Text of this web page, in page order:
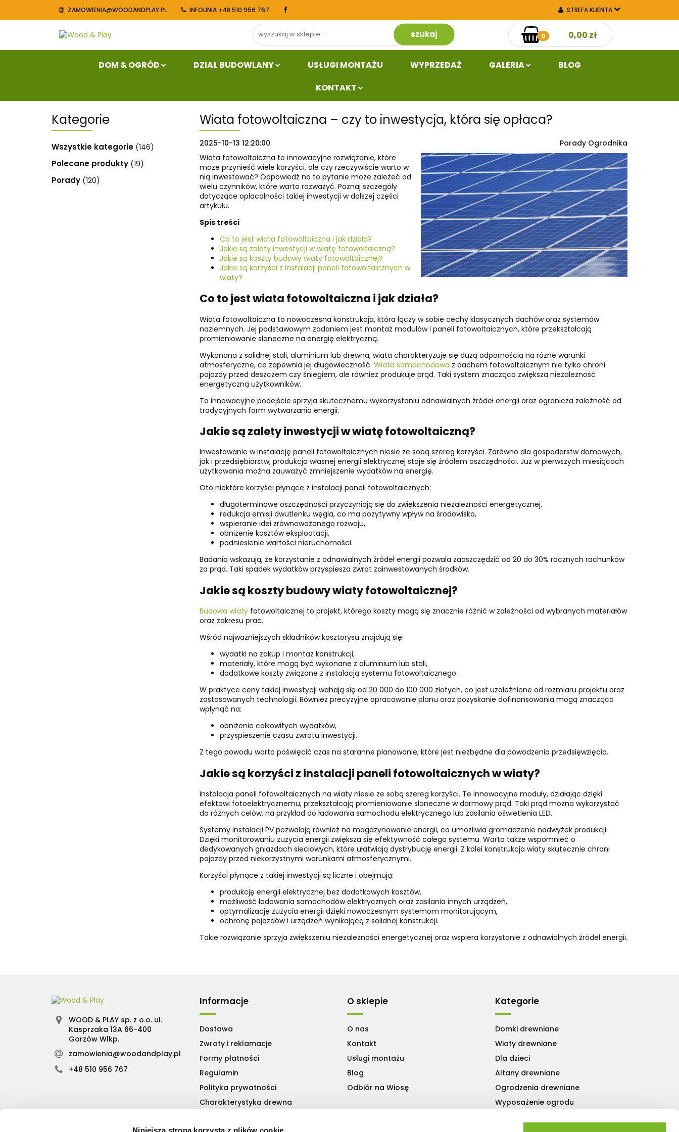
Niniejsza strona korzysta z plików cookie
ZAMOWIENIA@WOODANDPLAY.PL INFOLINIA +48 510 956 767 STREFA KLIENTA
ZALOGUJ SIĘ
ZAREJESTRUJ SIĘ
DODAJ ZGŁOSZENIE
0,00 zł
0
DOM & OGRÓD DZIAŁ BUDOWLANY USŁUGI MONTAŻU WYPRZEDAŻ GALERIA
BLOG
KONTAKT
Dom & Ogród Dział budowlany Usługi Montażu Wyprzedaż Galeria
Blog Kontakt
Kategorie
Wszystkie kategorie (146)
Polecane produkty (19)
Porady (120)
Wiata fotowoltaiczna – czy to inwestycja, która się opłaca?
2025-10-13 12:20:00
Porady Ogrodnika
Wiata fotowoltaiczna to innowacyjne rozwiązanie, które
może przynieść wiele korzyści, ale czy rzeczywiście warto w
nią inwestować? Odpowiedź na to pytanie może zależeć od
wielu czynników, które warto rozważyć. Poznaj szczegóły
dotyczące opłacalności takiej inwestycji w dalszej części
artykułu.
Spis treści
Co to jest wiata fotowoltaiczna i jak działa?
Jakie są zalety inwestycji w wiatę fotowoltaiczną?
Jakie są koszty budowy wiaty fotowoltaicznej?
Jakie są korzyści z instalacji paneli fotowoltaicznych w
wiaty?
Co to jest wiata fotowoltaiczna i jak działa?
Wiata fotowoltaiczna to nowoczesna konstrukcja, która łączy w sobie cechy klasycznych dachów oraz systemów
naziemnych. Jej podstawowym zadaniem jest montaż modułów i paneli fotowoltaicznych, które przekształcają
promieniowanie słoneczne na energię elektryczną.
Wykonana z solidnej stali, aluminium lub drewna, wiata charakteryzuje się dużą odpornością na różne warunki
atmosferyczne, co zapewnia jej długowieczność. Wiata samochodowa z dachem fotowoltaicznym nie tylko chroni
pojazdy przed deszczem czy śniegiem, ale również produkuje prąd. Taki system znacząco zwiększa niezależność
energetyczną użytkowników.
To innowacyjne podejście sprzyja skutecznemu wykorzystaniu odnawialnych źródeł energii oraz ogranicza zależność od
tradycyjnych form wytwarzania energii.
Jakie są zalety inwestycji w wiatę fotowoltaiczną?
Inwestowanie w instalację paneli fotowoltaicznych niesie ze sobą szereg korzyści. Zarówno dla gospodarstw domowych,
jak i przedsiębiorstw, produkcja własnej energii elektrycznej staje się źródłem oszczędności. Już w pierwszych miesiącach
użytkowania można zauważyć zmniejszenie wydatków na energię.
Oto niektóre korzyści płynące z instalacji paneli fotowoltaicznych:
długoterminowe oszczędności przyczyniają się do zwiększenia niezależności energetycznej,
redukcja emisji dwutlenku węgla, co ma pozytywny wpływ na środowisko,
wspieranie idei zrównoważonego rozwoju,
obniżenie kosztów eksploatacji,
podniesienie wartości nieruchomości.
Badania wskazują, że korzystanie z odnawialnych źródeł energii pozwala zaoszczędzić od 20 do 30% rocznych rachunków
za prąd. Taki spadek wydatków przyspiesza zwrot zainwestowanych środków.
Jakie są koszty budowy wiaty fotowoltaicznej?
Budowa wiatyfotowoltaicznej to projekt, którego koszty mogą się znacznie różnić w zależności od wybranych materiałów
oraz zakresu prac.
Wśród najważniejszych składników kosztorysu znajdują się:
wydatki na zakup i montaż konstrukcji,
materiały, które mogą być wykonane z aluminium lub stali,
dodatkowe koszty związane z instalacją systemu fotowoltaicznego.
W praktyce ceny takiej inwestycji wahają się od 20 000 do 100 000 złotych, co jest uzależnione od rozmiaru projektu oraz
zastosowanych technologii. Również precyzyjne opracowanie planu oraz pozyskanie dofinansowania mogą znacząco
wpłynąć na:
obniżenie całkowitych wydatków,
przyspieszenie czasu zwrotu inwestycji.
Z tego powodu warto poświęcić czas na staranne planowanie, które jest niezbędne dla powodzenia przedsięwzięcia.
Jakie są korzyści z instalacji paneli fotowoltaicznych w wiaty?
Instalacja paneli fotowoltaicznych na wiaty niesie ze sobą szereg korzyści. Te innowacyjne moduły, działając dzięki
efektowi fotoelektrycznemu, przekształcają promieniowanie słoneczne w darmowy prąd. Taki prąd można wykorzystać
do różnych celów, na przykład do ładowania samochodu elektrycznego lub zasilania oświetlenia LED.
Systemy instalacji PV pozwalają również na magazynowanie energii, co umożliwia gromadzenie nadwyżek produkcji.
Dzięki monitorowaniu zużycia energii zwiększa się efektywność całego systemu. Warto także wspomnieć o
dedykowanych gniazdach sieciowych, które ułatwiają dystrybucję energii. Z kolei konstrukcja wiaty skutecznie chroni
pojazdy przed niekorzystnymi warunkami atmosferycznymi.
Korzyści płynące z takiej inwestycji są liczne i obejmują:
produkcję energii elektrycznej bez dodatkowych kosztów,
możliwość ładowania samochodów elektrycznych oraz zasilania innych urządzeń,
optymalizację zużycia energii dzięki nowoczesnym systemom monitorującym,
ochronę pojazdów i urządzeń wynikającą z solidnej konstrukcji.
Takie rozwiązanie sprzyja zwiększeniu niezależności energetycznej oraz wspiera korzystanie z odnawialnych źródeł energii.
WOOD & PLAY sp. z o.o. ul.
Kasprzaka 13A 66-400
Gorzów Wlkp.
zamowienia@woodandplay.pl
+48 510 956 767
Informacje
Dostawa
Zwroty i reklamacje
Formy płatności
Regulamin
Polityka prywatności
Charakterystyka drewna
O sklepie
O nas
Kontakt
Usługi montażu
Blog
Odbiór na Wiosę
Kategorie
Domki drewniane
Wiaty drewniane
Dla dzieci
Altany drewniane
Ogrodzenia drewniane
Wyposażenie ogrodu